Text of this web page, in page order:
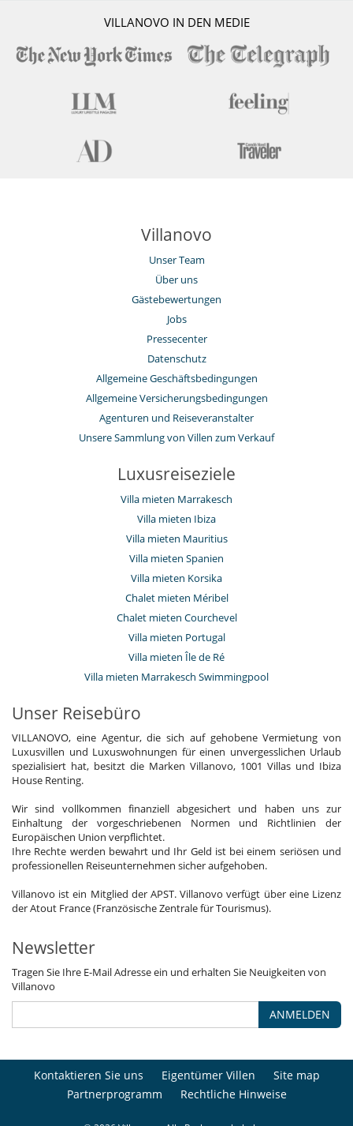
VILLANOVO IN DEN MEDIE
Villanovo
Unser Team
Über uns
Gästebewertungen
Jobs
Pressecenter
Datenschutz
Allgemeine Geschäftsbedingungen
Allgemeine Versicherungsbedingungen
Agenturen und Reiseveranstalter
Unsere Sammlung von Villen zum Verkauf
Luxusreiseziele
Villa mieten Marrakesch
Villa mieten Ibiza
Villa mieten Mauritius
Villa mieten Spanien
Villa mieten Korsika
Chalet mieten Méribel
Chalet mieten Courchevel
Villa mieten Portugal
Villa mieten Île de Ré
Villa mieten Marrakesch Swimmingpool
Unser Reisebüro
VILLANOVO, eine Agentur, die sich auf gehobene Vermietung von
Luxusvillen und Luxuswohnungen für einen unvergesslichen Urlaub
spezialisiert hat, besitzt die Marken Villanovo, 1001 Villas und Ibiza
House Renting.
Wir sind vollkommen finanziell abgesichert und haben uns zur
Einhaltung der vorgeschriebenen Normen und Richtlinien der
Europäischen Union verpflichtet.
Ihre Rechte werden bewahrt und Ihr Geld ist bei einem seriösen und
professionellen Reiseunternehmen sicher aufgehoben.
Villanovo ist ein Mitglied der APST. Villanovo verfügt über eine Lizenz
der Atout France (Französische Zentrale für Tourismus).
Newsletter
Tragen Sie Ihre E-Mail Adresse ein und erhalten Sie Neuigkeiten von
Villanovo
ANMELDEN
Kontaktieren Sie uns Eigentümer Villen
Site map
Partnerprogramm
Rechtliche Hinweise